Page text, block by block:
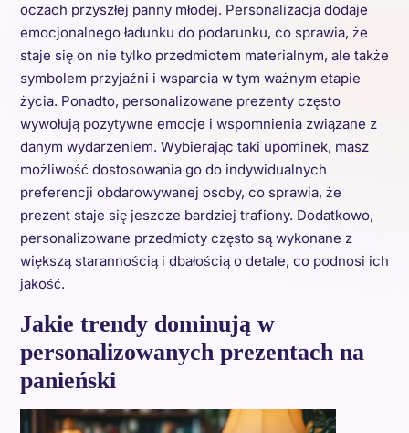
oczach przyszłej panny młodej. Personalizacja dodaje
emocjonalnego ładunku do podarunku, co sprawia, że
staje się on nie tylko przedmiotem materialnym, ale także
symbolem przyjaźni i wsparcia w tym ważnym etapie
życia. Ponadto, personalizowane prezenty często
wywołują pozytywne emocje i wspomnienia związane z
danym wydarzeniem. Wybierając taki upominek, masz
możliwość dostosowania go do indywidualnych
preferencji obdarowywanej osoby, co sprawia, że
prezent staje się jeszcze bardziej trafiony. Dodatkowo,
personalizowane przedmioty często są wykonane z
większą starannością i dbałością o detale, co podnosi ich
jakość.
Jakie trendy dominują w
personalizowanych prezentach na
panieński